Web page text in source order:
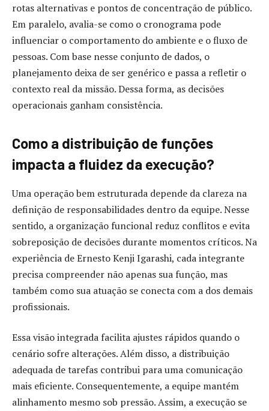
rotas alternativas e pontos de concentração de público.
Em paralelo, avalia-se como o cronograma pode
influenciar o comportamento do ambiente e o fluxo de
pessoas. Com base nesse conjunto de dados, o
planejamento deixa de ser genérico e passa a refletir o
contexto real da missão. Dessa forma, as decisões
operacionais ganham consistência.
Como a distribuição de funções
impacta a fluidez da execução?
Uma operação bem estruturada depende da clareza na
definição de responsabilidades dentro da equipe. Nesse
sentido, a organização funcional reduz conflitos e evita
sobreposição de decisões durante momentos críticos. Na
experiência de Ernesto Kenji Igarashi, cada integrante
precisa compreender não apenas sua função, mas
também como sua atuação se conecta com a dos demais
profissionais.
Essa visão integrada facilita ajustes rápidos quando o
cenário sofre alterações. Além disso, a distribuição
adequada de tarefas contribui para uma comunicação
mais eficiente. Consequentemente, a equipe mantém
alinhamento mesmo sob pressão. Assim, a execução se